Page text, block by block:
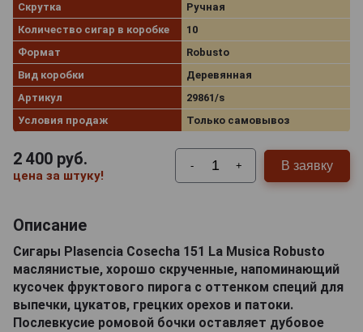
Скрутка
Ручная
Количество сигар в коробке
10
Формат
Robusto
Вид коробки
Деревянная
Артикул
29861/s
Условия продаж
Только самовывоз
2 400 руб.
цена за штуку!
- + В заявку
Описание
Сигары Plasenсia Cosecha 151 La Musica Robusto
маслянистые, хорошо скрученные, напоминающий
кусочек фруктового пирога с оттенком специй для
выпечки, цукатов, грецких орехов и патоки.
Послевкусие ромовой бочки оставляет дубовое